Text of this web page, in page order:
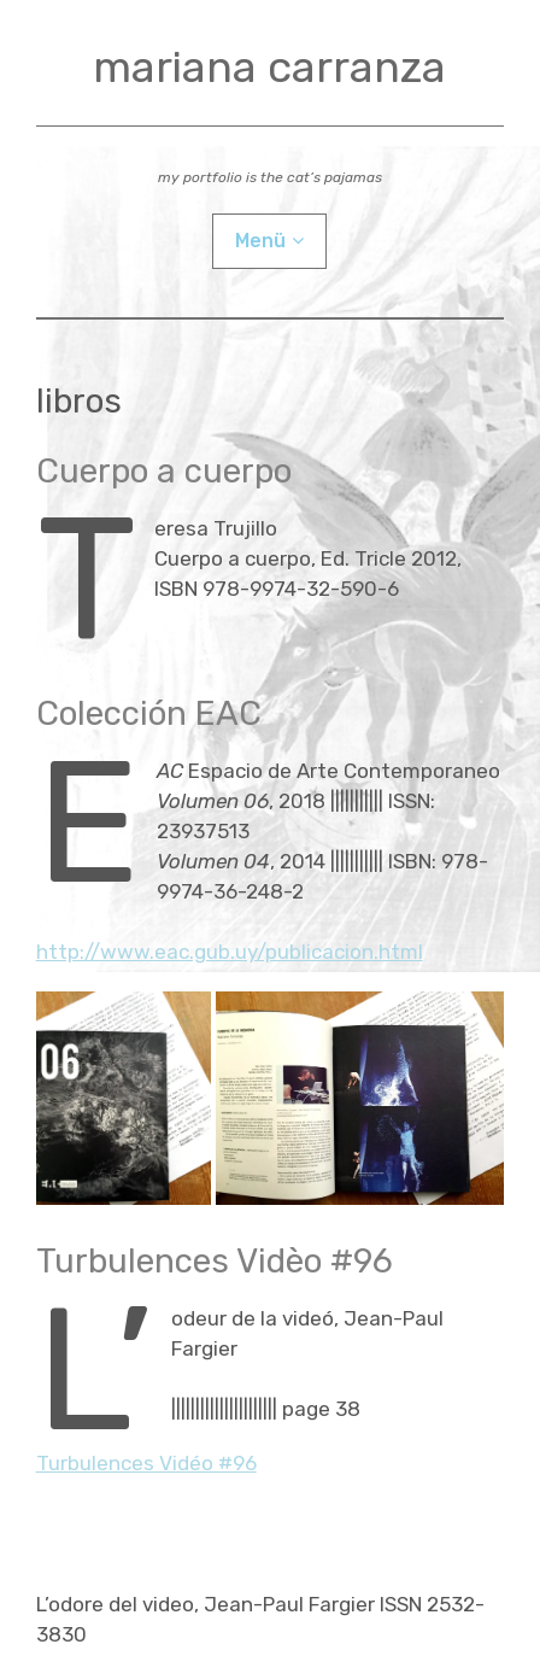
mariana carranza
my portfolio is the cat’s pajamas
Menü
videos
workshops
bio Child-
Menü
portfolio | CV
Child-
Menü
libros
Cuerpo a cuerpo
T
eresa Trujillo
Cuerpo a cuerpo, Ed. Tricle 2012,
ISBN 978-9974-32-590-6
Colección EAC
E AC Espacio de Arte Contemporaneo
Volumen 06, 2018 ||||||||||| ISSN:
23937513
Volumen 04, 2014 ||||||||||| ISBN: 978-
9974-36-248-2
http://www.eac.gub.uy/publicacion.html
Turbulences Vidèo #96
L’
odeur de la videó, Jean-Paul
Fargier
|||||||||||||||||||||| page 38
Turbulences Vidéo #96
L’odore del video, Jean-Paul Fargier ISSN 2532-
3830